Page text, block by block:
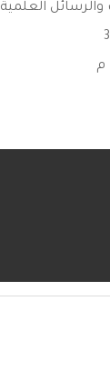
والرسائل العلمية